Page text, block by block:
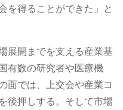
を得ることができた」と
展開までを支える産業基
有数の研究者や医療機
面では、上交会や産業コ
後押しする。そして市場